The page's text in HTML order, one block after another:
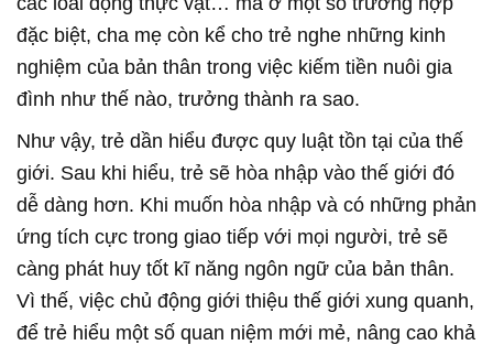
đặc biệt, cha mẹ còn kể cho trẻ nghe những kinh
nghiệm của bản thân trong việc kiếm tiền nuôi gia
đình như thế nào, trưởng thành ra sao.
Như vậy, trẻ dần hiểu được quy luật tồn tại của thế
giới. Sau khi hiểu, trẻ sẽ hòa nhập vào thế giới đó
dễ dàng hơn. Khi muốn hòa nhập và có những phản
ứng tích cực trong giao tiếp với mọi người, trẻ sẽ
càng phát huy tốt kĩ năng ngôn ngữ của bản thân.
Vì thế, việc chủ động giới thiệu thế giới xung quanh,
để trẻ hiểu một số quan niệm mới mẻ, nâng cao khả